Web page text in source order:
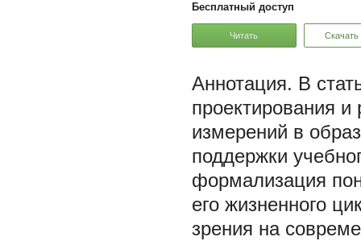
Бесплатный доступ
Читать Скачать
В
проектирования
измерений в
поддержки
формализация
его жизненного
зрения на